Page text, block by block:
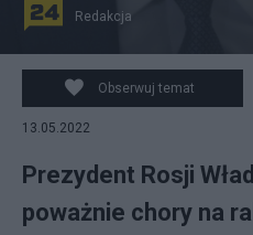
Prezydent Rosji Władimir
chorować na raka. Fot. PAP/
Redakcja
Obserwuj temat
13.05.2022
Prezydent Rosji
poważnie chory na